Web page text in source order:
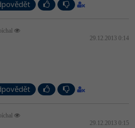
29.12.2013 0:14
29.12.2013 0:15